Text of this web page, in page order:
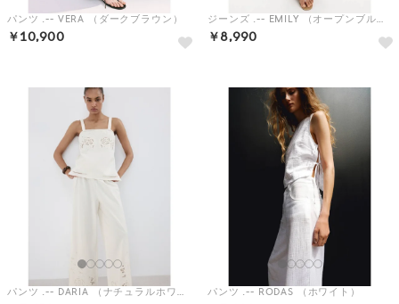
パンツ .-- VERA （ダークブラウン）
￥10,900
ジーンズ .-- EMILY （オープンブルー）
￥8,990
パンツ .-- DARIA （ナチュラルホワイト） パンツ .-- RODAS （ホワイト）